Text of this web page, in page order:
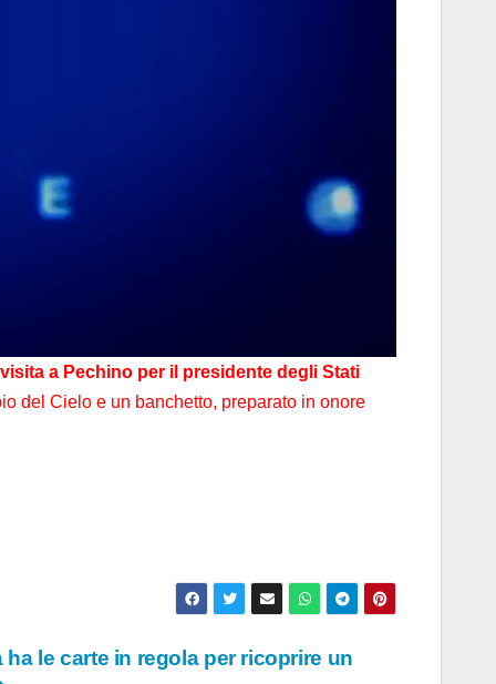
visita a Pechino per il presidente degli Stati
del Cielo e un banchetto, preparato in onore
ha le carte in regola per ricoprire un